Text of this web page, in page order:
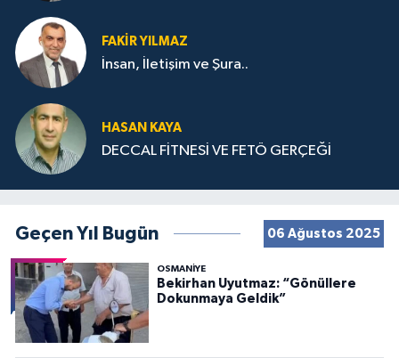
FAKIR YILMAZ
İnsan, İletişim ve Şura..
HASAN KAYA
DECCAL FİTNESİ VE FETÖ GERÇEĞİ
Geçen Yıl Bugün 06 Ağustos 2025
OSMANIYE
Bekirhan Uyutmaz: “Gönüllere
Dokunmaya Geldik”